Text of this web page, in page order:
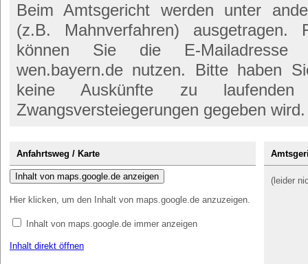
Beim Amtsgericht werden unter
(z.B. Mahnverfahren) ausgetragen.
können Sie die E-Mailadresse
wen.bayern.de nutzen. Bitte haben
keine Auskünfte zu
Zwangsversteiegerungen gegeben wird.
Anfahrtsweg / Karte
Inhalt von maps.google.de anzeigen
Hier klicken, um den Inhalt von maps.google.de anzuzeigen.
Inhalt von maps.google.de immer anzeigen
Inhalt direkt öffnen
(leider